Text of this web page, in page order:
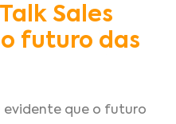
Sales
futuro das
que o futuro